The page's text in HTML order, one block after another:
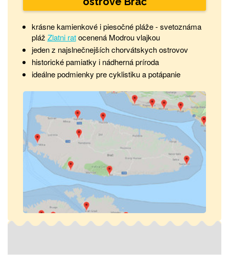
krásne kamienkové i piesočné pláže - svetoznáma
pláž Zlatni ratocenená Modrou vlajkou
jeden z najslnečnejších chorvátskych ostrovov
historické pamiatky i nádherná príroda
ideálne podmienky pre cyklistiku a potápanie